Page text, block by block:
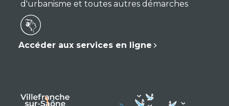
d'urbanisme et toutes autres démarches
Accéder aux services en ligne